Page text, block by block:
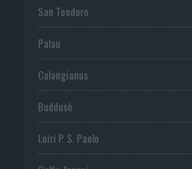
San Teodoro
Palau
Calangianus
Buddusò
Loiri P. S. Paolo